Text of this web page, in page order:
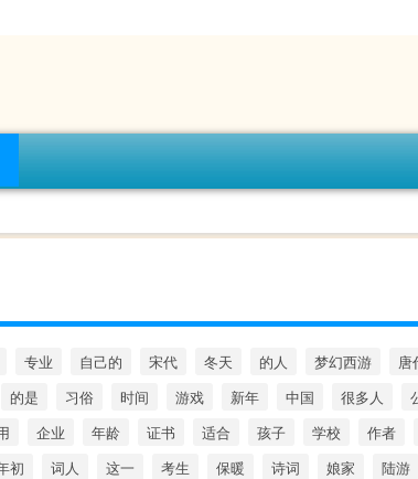
专业 自己的 宋代 冬天 的人 梦幻西游 唐
的是 习俗 时间 游戏 新年 中国 很多人
企业 年龄 证书 适合 孩子 学校 作者
初 词人 这一 考生 保暖 诗词 娘家 陆游